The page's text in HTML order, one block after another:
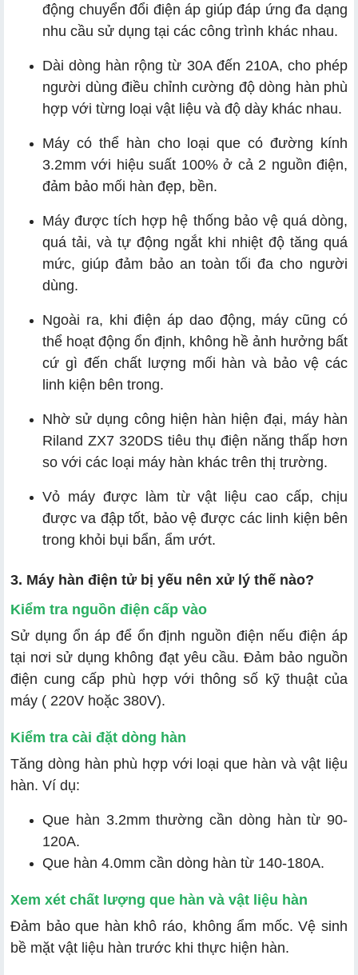
động chuyển đổi điện áp giúp đáp ứng đa dạng
nhu cầu sử dụng tại các công trình khác nhau.
Dài dòng hàn rộng từ 30A đến 210A, cho phép
người dùng điều chỉnh cường độ dòng hàn phù
hợp với từng loại vật liệu và độ dày khác nhau.
Máy có thể hàn cho loại que có đường kính
3.2mm với hiệu suất 100% ở cả 2 nguồn điện,
đảm bảo mối hàn đẹp, bền.
Máy được tích hợp hệ thống bảo vệ quá dòng,
quá tải, và tự động ngắt khi nhiệt độ tăng quá
mức, giúp đảm bảo an toàn tối đa cho người
dùng.
Ngoài ra, khi điện áp dao động, máy cũng có
thể hoạt động ổn định, không hề ảnh hưởng bất
cứ gì đến chất lượng mối hàn và bảo vệ các
linh kiện bên trong.
Nhờ sử dụng công hiện hàn hiện đại, máy hàn
Riland ZX7 320DS tiêu thụ điện năng thấp hơn
so với các loại máy hàn khác trên thị trường.
Vỏ máy được làm từ vật liệu cao cấp, chịu
được va đập tốt, bảo vệ được các linh kiện bên
trong khỏi bụi bẩn, ẩm ướt.
3. Máy hàn điện tử bị yếu nên xử lý thế nào?
Kiểm tra nguồn điện cấp vào
Sử dụng ổn áp để ổn định nguồn điện nếu điện áp
tại nơi sử dụng không đạt yêu cầu. Đảm bảo nguồn
điện cung cấp phù hợp với thông số kỹ thuật của
máy ( 220V hoặc 380V).
Kiểm tra cài đặt dòng hàn
Tăng dòng hàn phù hợp với loại que hàn và vật liệu
hàn. Ví dụ:
Que hàn 3.2mm thường cần dòng hàn từ 90-
120A.
Que hàn 4.0mm cần dòng hàn từ 140-180A.
Xem xét chất lượng que hàn và vật liệu hàn
Đảm bảo que hàn khô ráo, không ẩm mốc. Vệ sinh
bề mặt vật liệu hàn trước khi thực hiện hàn.